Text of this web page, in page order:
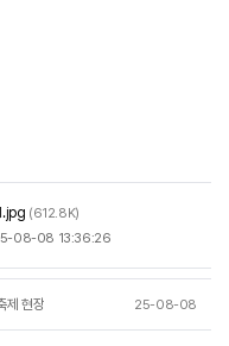
(612.8K)
08-08 13:36:26
제 현장 25-08-08